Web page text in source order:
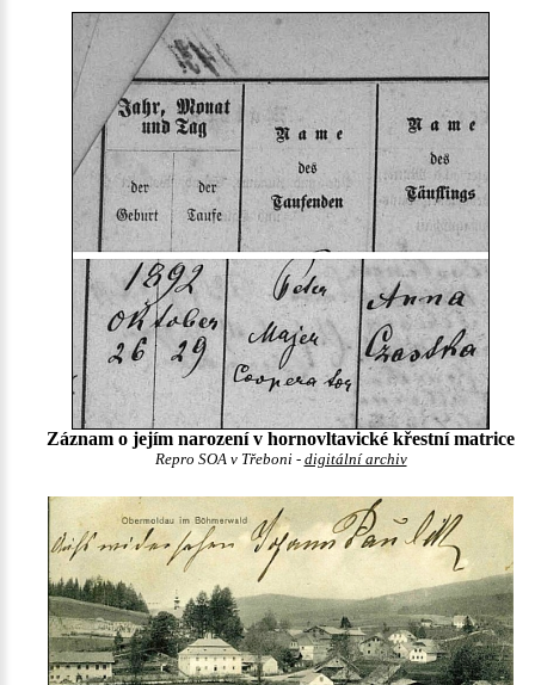
Záznam o jejím narození v hornovltavické křestní matrice
Repro SOA v Třeboni - digitální archiv